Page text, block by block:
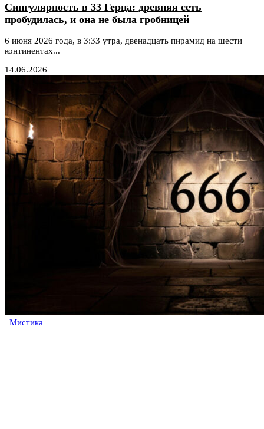
Сингулярность в 33 Герца: древняя сеть
пробудилась, и она не была гробницей
6 июня 2026 года, в 3:33 утра, двенадцать пирамид на шести
континентах...
14.06.2026
Мистика